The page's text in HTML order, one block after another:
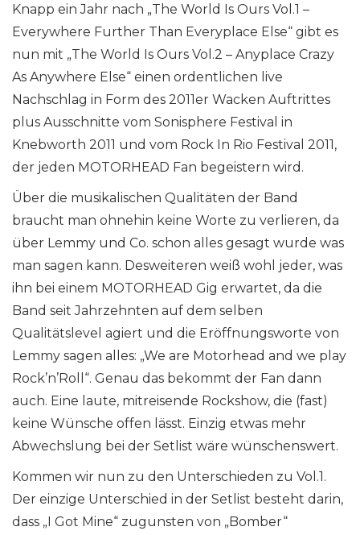
Knapp ein Jahr nach „The World Is Ours Vol.1 –
Everywhere Further Than Everyplace Else“ gibt es
nun mit „The World Is Ours Vol.2 – Anyplace Crazy
As Anywhere Else“ einen ordentlichen live
Nachschlag in Form des 2011er Wacken Auftrittes
plus Ausschnitte vom Sonisphere Festival in
Knebworth 2011 und vom Rock In Rio Festival 2011,
der jeden MOTORHEAD Fan begeistern wird.
Über die musikalischen Qualitäten der Band
braucht man ohnehin keine Worte zu verlieren, da
über Lemmy und Co. schon alles gesagt wurde was
man sagen kann. Desweiteren weiß wohl jeder, was
ihn bei einem MOTORHEAD Gig erwartet, da die
Band seit Jahrzehnten auf dem selben
Qualitätslevel agiert und die Eröffnungsworte von
Lemmy sagen alles: „We are Motorhead and we play
Rock’n’Roll“. Genau das bekommt der Fan dann
auch. Eine laute, mitreisende Rockshow, die (fast)
keine Wünsche offen lässt. Einzig etwas mehr
Abwechslung bei der Setlist wäre wünschenswert.
Kommen wir nun zu den Unterschieden zu Vol.1.
Der einzige Unterschied in der Setlist besteht darin,
dass „I Got Mine“ zugunsten von „Bomber“